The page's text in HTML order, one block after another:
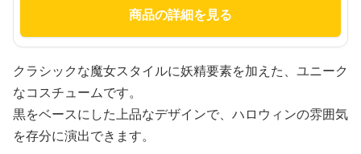
商品の詳細を見る
クラシックな魔女スタイルに妖精要素を加えた、ユニーク
なコスチュームです。
黒をベースにした上品なデザインで、ハロウィンの雰囲気
を存分に演出できます。